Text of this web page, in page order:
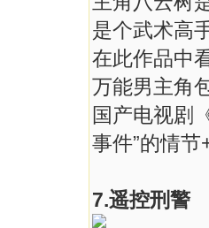
是个武术高
在此作品中
万能男主角
国产电视剧
事件”的情节
7.遥控刑警